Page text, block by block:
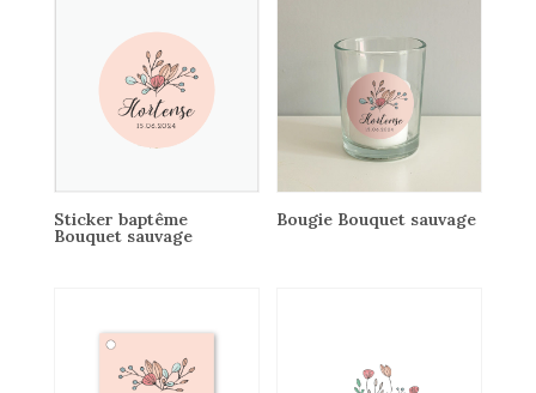
Sticker baptême
Bouquet sauvage
Bougie Bouquet sauvage